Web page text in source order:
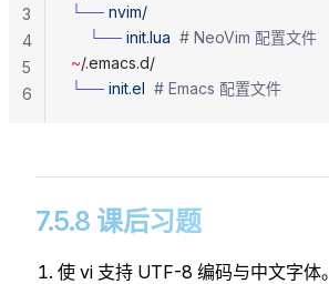
└── nvim/
    └──
init.lua
  # NeoVim 配置文件
~/.emacs.d/
└── init.el
  # Emacs 配置文件
3
4
5
6
7.5.8 课后习题
使 vi 支持 UTF-8 编码与中文字体。